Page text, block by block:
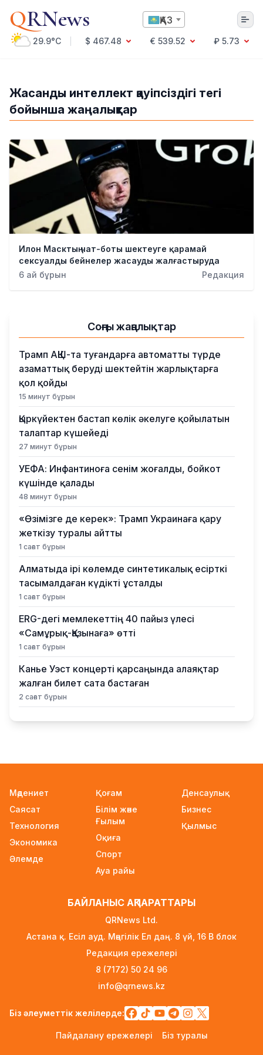
QRNews ҚАЗ
29.9°C $ 467.48 € 539.52
₽ 5.73
Саясат
Технология
Экономика
Әлемде
Білім және Ғылым
Спорт
Денсаулық
Бизнес
Қылмыс
Жасанды интеллект қауіпсіздігі тегі
бойынша жаңалықтар
Илон Масктың чат-боты шектеуге қарамай
сексуалды бейнелер жасауды жалғастыруда
6 ай бұрын
Редакция
Соңғы жаңалықтар
Трамп АҚШ-та туғандарға автоматты түрде
азаматтық беруді шектейтін жарлықтарға
қол қойды
15 минут бұрын
Қыркүйектен бастап көлік әкелуге қойылатын
талаптар күшейеді
27 минут бұрын
УЕФА: Инфантиноға сенім жоғалды, бойкот
күшінде қалады
48 минут бұрын
«Өзімізге де керек»: Трамп Украинаға қару
жеткізу туралы айтты
1 сағат бұрын
Алматыда ірі көлемде синтетикалық есірткі
тасымалдаған күдікті ұсталды
1 сағат бұрын
ERG-дегі мемлекеттің 40 пайыз үлесі
«Самұрық-Қазынаға» өтті
1 сағат бұрын
Канье Уэст концерті қарсаңында алаяқтар
жалған билет сата бастаған
2 сағат бұрын
Қазақстанда алғаш рет жолаушы мінген
21 сағат бұрын
Инфантино қатты сынға қарамастан ФИФА
президенті лауазымында қалатын болды
23 сағат бұрын
Қазақстан өмір сүру сапасы бойынша Орталық
23 сағат бұрын
Қайсар Қамза Вьетнамнан Қазақстанға
жеткізілмек
Ноланның «Одиссеясы»: Италияның шағын
аралы жаһандық туристік орталыққа
1 күн бұрын
Қазақстандықтардың көбі өзін кедей санамау
Мәдениет
Саясат
Технология
Экономика
Әлемде
Қоғам
Білім және
Ғылым
Оқиға
Спорт
Ауа райы
Денсаулық
Бизнес
Қылмыс
БАЙЛАНЫС АҚПАРАТТАРЫ
QRNews Ltd.
Астана қ. Есіл ауд. Мәңгілік Ел даң. 8 үй, 16 B блок
Редакция ережелері
8 (7172) 50 24 96
info@qrnews.kz
Біз әлеуметтік желілерде:
Пайдалану ережелері Біз туралы